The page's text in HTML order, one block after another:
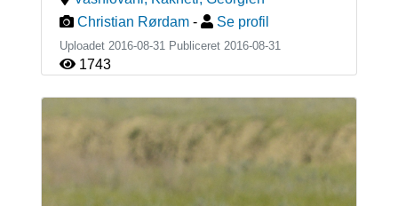
Christian Rørdam - Se profil
Uploadet 2016-08-31 Publiceret 2016-08-31
1743